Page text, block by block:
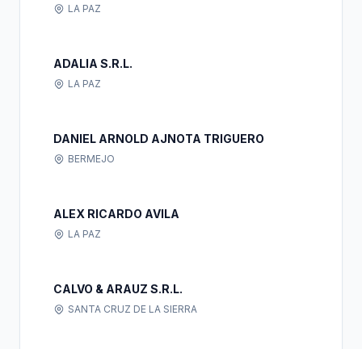
LA PAZ
ADALIA S.R.L.
LA PAZ
DANIEL ARNOLD AJNOTA TRIGUERO
BERMEJO
ALEX RICARDO AVILA
LA PAZ
CALVO & ARAUZ S.R.L.
SANTA CRUZ DE LA SIERRA